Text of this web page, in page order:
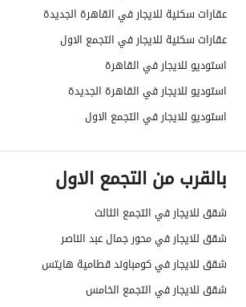
عقارات سكنية للايجار في القاهرة الجديدة
عقارات سكنية للايجار في التجمع الاول
استوديو للايجار في القاهرة
استوديو للايجار في القاهرة الجديدة
استوديو للايجار في التجمع الاول
بالقرب من التجمع الاول
شقق للايجار في التجمع الثالث
شقق للايجار في محور جمال عبد الناصر
شقق للايجار في كومباوند قطامية هايتس
شقق للايجار في التجمع الخامس